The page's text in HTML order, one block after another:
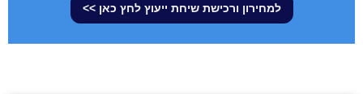
למחירון ורכישת שיחת ייעוץ לחץ כאן >>